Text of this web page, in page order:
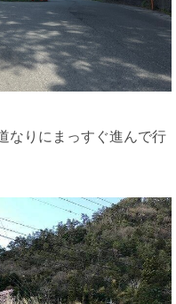
なりにまっすぐ進んで行